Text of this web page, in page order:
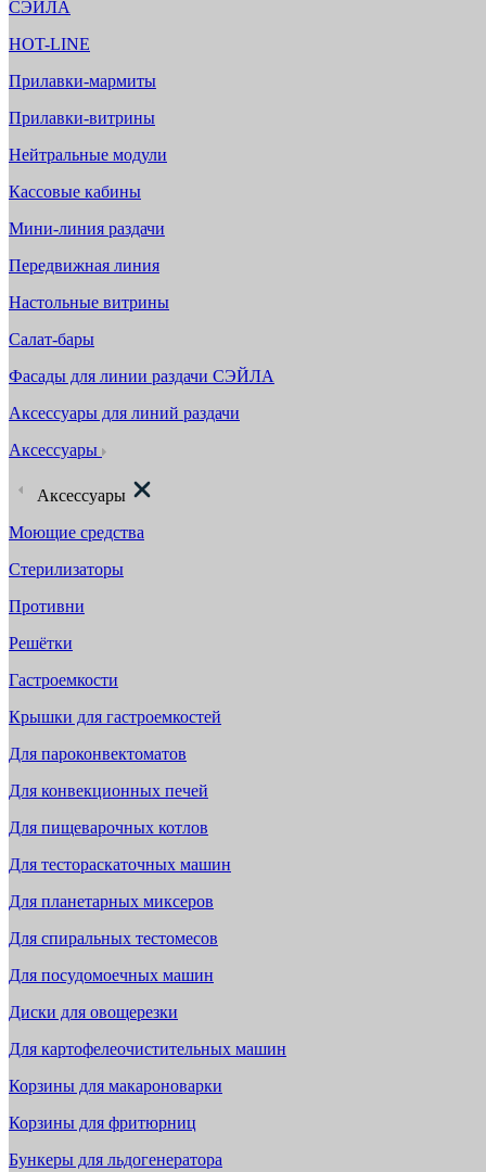
СЭЙЛА
HOT-LINE
Прилавки-мармиты
Прилавки-витрины
Нейтральные модули
Кассовые кабины
Мини-линия раздачи
Передвижная линия
Настольные витрины
Салат-бары
Фасады для линии раздачи СЭЙЛА
Аксессуары для линий раздачи
Аксессуары
Аксессуары
Моющие средства
Стерилизаторы
Противни
Решётки
Гастроемкости
Крышки для гастроемкостей
Для пароконвектоматов
Для конвекционных печей
Для пищеварочных котлов
Для тестораскаточных машин
Для планетарных миксеров
Для спиральных тестомесов
Для посудомоечных машин
Диски для овощерезки
Для картофелеочистительных машин
Корзины для макароноварки
Корзины для фритюрниц
Бункеры для льдогенератора